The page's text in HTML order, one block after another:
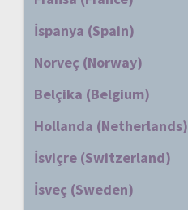
İspanya (Spain)
Norveç (Norway)
Belçika (Belgium)
Hollanda (Netherlands)
İsviçre (Switzerland)
İsveç (Sweden)